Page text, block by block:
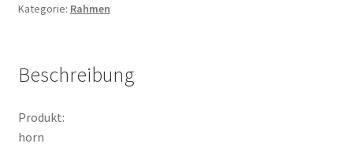
Kategorie: Rahmen
Beschreibung
Produkt:
horn